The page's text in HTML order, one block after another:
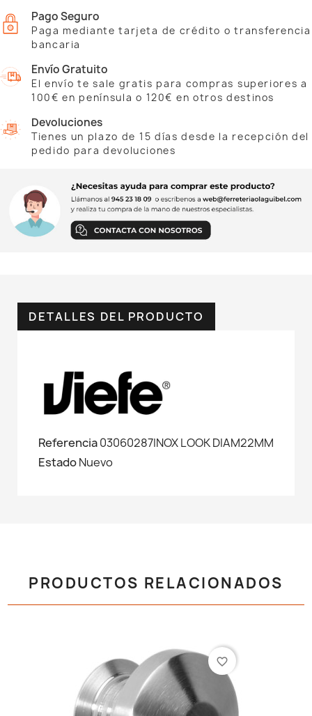
Pago Seguro
Paga mediante tarjeta de crédito o transferencia
bancaria
Envío Gratuito
El envío te sale gratis para compras superiores a
100€ en península o 120€ en otros destinos
Devoluciones
Tienes un plazo de 15 días desde la recepción del
pedido para devoluciones
DETALLES DEL PRODUCTO
Referencia03060287INOX LOOK DIAM22MM
EstadoNuevo
PRODUCTOS RELACIONADOS
favorite_border